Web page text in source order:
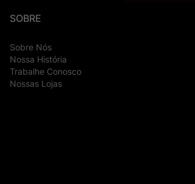
SOBRE
Sobre Nós
Nossa História
Trabalhe Conosco
Nossas Lojas